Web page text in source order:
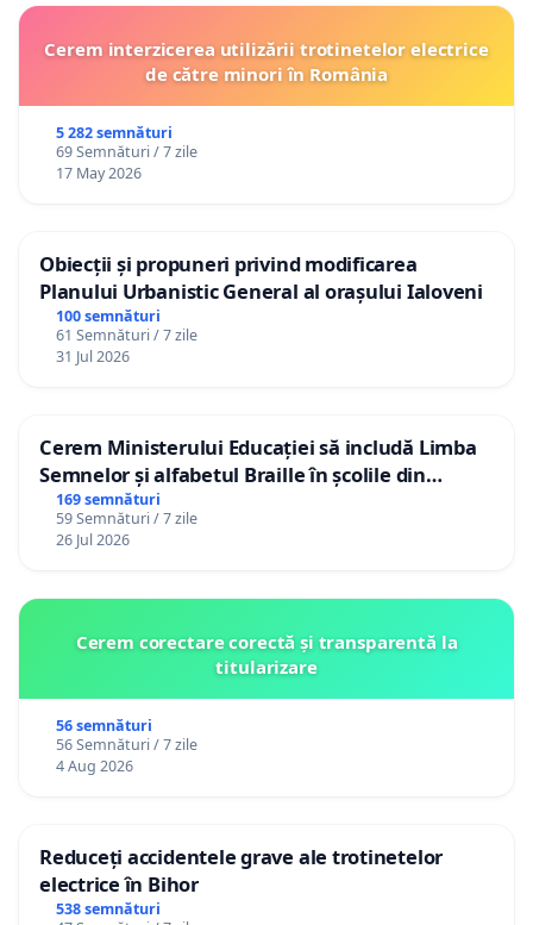
Cerem interzicerea utilizării trotinetelor electrice
de către minori în România
5 282 semnături
69 Semnături / 7 zile
17 May 2026
Obiecții și propuneri privind modificarea
Planului Urbanistic General al orașului Ialoveni
100 semnături
61 Semnături / 7 zile
31 Jul 2026
Cerem Ministerului Educației să includă Limba
Semnelor și alfabetul Braille în școlile din
Republica Moldova!
169 semnături
59 Semnături / 7 zile
26 Jul 2026
Cerem corectare corectă și transparentă la
titularizare
56 semnături
56 Semnături / 7 zile
4 Aug 2026
Reduceți accidentele grave ale trotinetelor
electrice în Bihor
538 semnături